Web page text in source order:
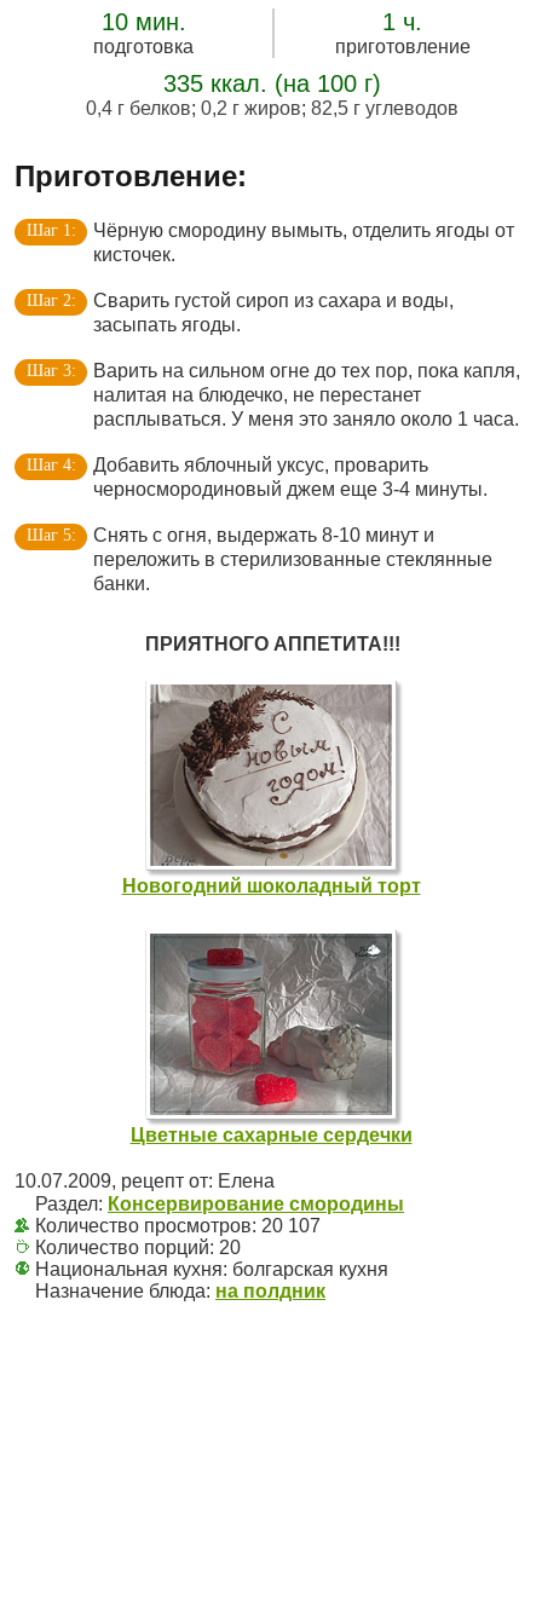
10 мин.
подготовка
1 ч.
приготовление
335 ккал. (на 100 г)
0,4 г белков; 0,2 г жиров; 82,5 г углеводов
Приготовление:
Чёрную смородину вымыть, отделить ягоды от
кисточек.
Сварить густой сироп из сахара и воды,
засыпать ягоды.
Варить на сильном огне до тех пор, пока капля,
налитая на блюдечко, не перестанет
расплываться. У меня это заняло около 1 часа.
Добавить яблочный уксус, проварить
черносмородиновый джем еще 3-4 минуты.
Снять с огня, выдержать 8-10 минут и
переложить в стерилизованные стеклянные
банки.
ПРИЯТНОГО АППЕТИТА!!!
Новогодний шоколадный торт
Цветные сахарные сердечки
10.07.2009, рецепт от: Елена
Раздел: Консервирование смородины
Количество просмотров: 20 107
Количество порций: 20
Национальная кухня: болгарская кухня
Назначение блюда: на полдник